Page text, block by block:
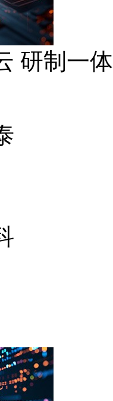
研制一